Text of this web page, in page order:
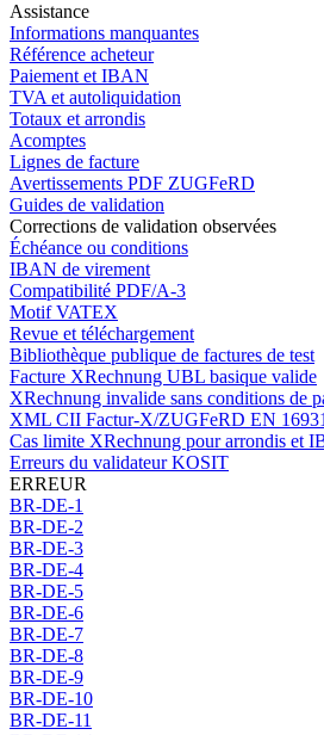
Assistance
Informations manquantes
Référence acheteur
Paiement et IBAN
TVA et autoliquidation
Totaux et arrondis
Acomptes
Lignes de facture
Avertissements PDF ZUGFeRD
Guides de validation
Corrections de validation observées
Échéance ou conditions
IBAN de virement
Compatibilité PDF/A-3
Motif VATEX
Revue et téléchargement
Bibliothèque publique de factures de test
Facture XRechnung UBL basique valide
XRechnung invalide sans conditions de
XML CII Factur-X/ZUGFeRD EN 16931
Cas limite XRechnung pour arrondis et
Erreurs du validateur KOSIT
ERREUR
BR-DE-1
BR-DE-2
BR-DE-3
BR-DE-4
BR-DE-5
BR-DE-6
BR-DE-7
BR-DE-8
BR-DE-9
BR-DE-10
BR-DE-11